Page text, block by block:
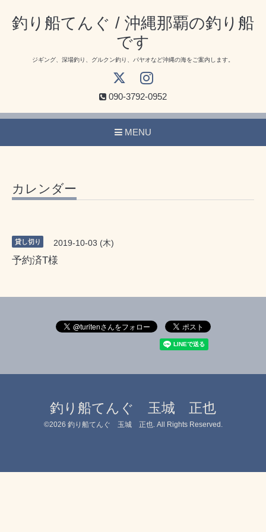
釣り船てんぐ / 沖縄那覇の釣り船
です
ジギング、深場釣り、グルクン釣り、パヤオなど沖縄の海をご案内します。
090-3792-0952
MENU
カレンダー
貸し切り 2019-10-03 (木)
予約済T様
釣り船てんぐ 玉城 正也
©2026 釣り船てんぐ 玉城 正也. All Rights Reserved.